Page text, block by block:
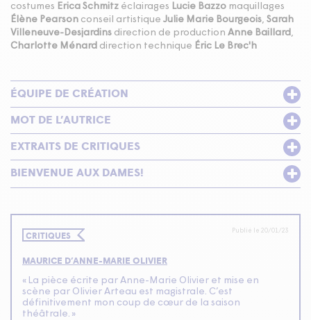
costumes Erica Schmitz éclairages Lucie Bazzo maquillages
Élène Pearson conseil artistique Julie Marie Bourgeois, Sarah
Villeneuve-Desjardins direction de production Anne Baillard ,
Charlotte Ménard direction technique Éric Le Brec'h
ÉQUIPE DE CRÉATION
MOT DE L’AUTRICE
EXTRAITS DE CRITIQUES
BIENVENUE AUX DAMES!
CRITIQUES Publié le 20/01/23
MAURICE D’ANNE-MARIE OLIVIER
« La pièce écrite par Anne-Marie Olivier et mise en
scène par Olivier Arteau est magistrale. C’est
définitivement mon coup de cœur de la saison
théâtrale. »